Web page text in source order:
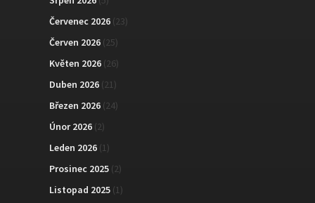
Červenec 2026 (23)
Červen 2026 (25)
Květen 2026 (26)
Duben 2026 (21)
Březen 2026 (24)
Únor 2026 (2)
Leden 2026 (1)
Prosinec 2025 (2)
Listopad 2025 (1)